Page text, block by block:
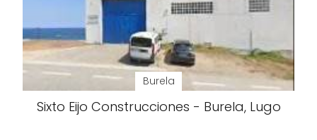
Burela
Sixto Eijo Construcciones - Burela, Lugo